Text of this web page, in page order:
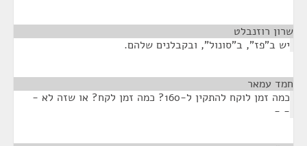
שרון רוזנבלט
יש ב"פז", ב"סונול", ובקבלנים שלהם.
חמד עמאר
כמה זמן לוקח להתקין ל-160? כמה זמן לקח? או שזה לא -
- -